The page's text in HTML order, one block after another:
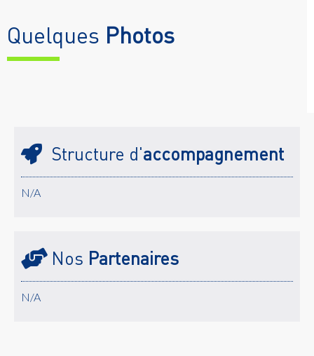
Quelques Photos
Structure d'accompagnement
N/A
Nos Partenaires
N/A